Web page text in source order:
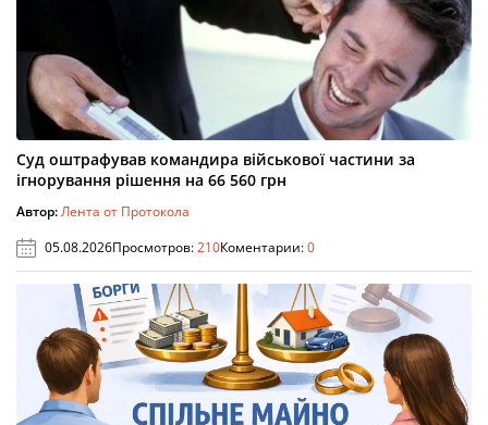
Суд оштрафував командира військової частини за
ігнорування рішення на 66 560 грн
Автор:Лента от Протокола
05.08.2026Просмотров:210Коментарии:0